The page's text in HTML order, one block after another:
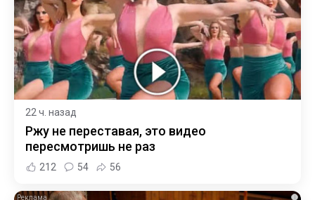
22 ч. назад
Ржу не переставая, это видео
пересмотришь не раз
212 54 56
i